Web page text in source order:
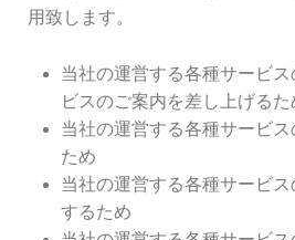
用致します。
当社の運営する各種サービ
ビスのご案内を差し上げるた
当社の運営する各種サービ
ため
当社の運営する各種サービ
するため